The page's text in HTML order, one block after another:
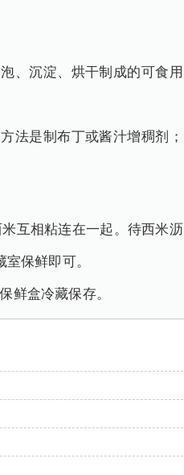
、沉淀、烘干制成的可食用
法是制布丁或酱汁增稠剂；
互相粘连在一起。待西米沥
保鲜即可。
鲜盒冷藏保存。